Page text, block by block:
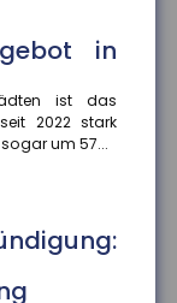
in
ist das
2022 stark
um 57...
pflegt,
?
Eine aktuelle
zeigt, dass der